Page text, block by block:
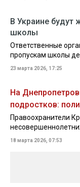
В Украине будут
школы
Ответственные
пропускам школы
23 марта 2026, 17:25
На
подростков:
Правоохранители
18 марта 2026, 07:53